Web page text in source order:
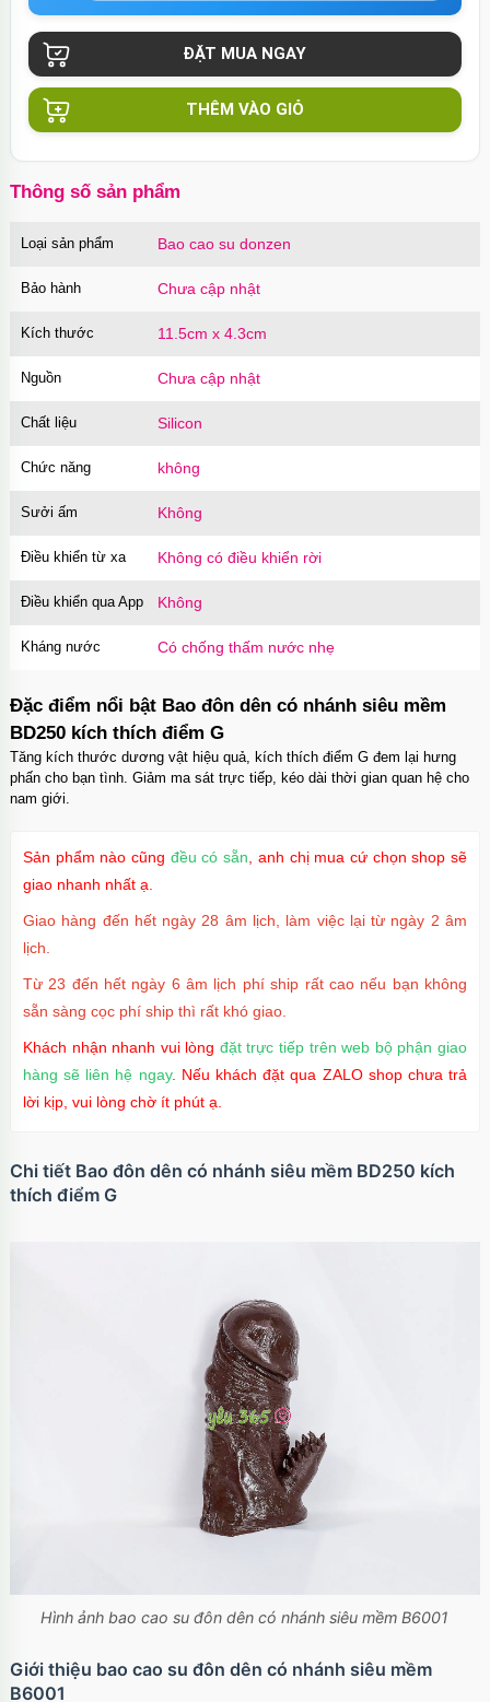
THÊM VÀO GIỎ
Thông số sản phẩm
Loại sản phẩm Bao cao su donzen
Bảo hành Chưa cập nhật
Kích thước 11.5cm x 4.3cm
Nguồn Chưa cập nhật
Chất liệu Silicon
Chức năng không
Sưởi ấm Không
Điều khiển từ xa Không có điều khiển rời
Điều khiển qua App Không
Kháng nước Có chống thấm nước nhẹ
Đặc điểm nổi bật Bao đôn dên có nhánh siêu mềm
BD250 kích thích điểm G
Tăng kích thước dương vật hiệu quả, kích thích điểm G đem lại hưng
phấn cho bạn tình. Giảm ma sát trực tiếp, kéo dài thời gian quan hệ cho
nam giới.
Sản phẩm nào cũng đều có sẵn , anh chị mua cứ chọn shop sẽ
giao nhanh nhất ạ.
Giao hàng đến hết ngày 28 âm lịch, làm việc lại từ ngày 2 âm
lịch.
Từ 23 đến hết ngày 6 âm lịch phí ship rất cao nếu bạn không
sẵn sàng cọc phí ship thì rất khó giao.
Khách nhận nhanh vui lòng đặt trực tiếp trên web bộ phận giao
hàng sẽ liên hệ ngay. Nếu khách đặt qua ZALO shop chưa trả
lời kịp, vui lòng chờ ít phút ạ.
Chi tiết Bao đôn dên có nhánh siêu mềm BD250 kích
thích điểm G
Hình ảnh bao cao su đôn dên có nhánh siêu mềm B6001
Giới thiệu bao cao su đôn dên có nhánh siêu mềm
B6001